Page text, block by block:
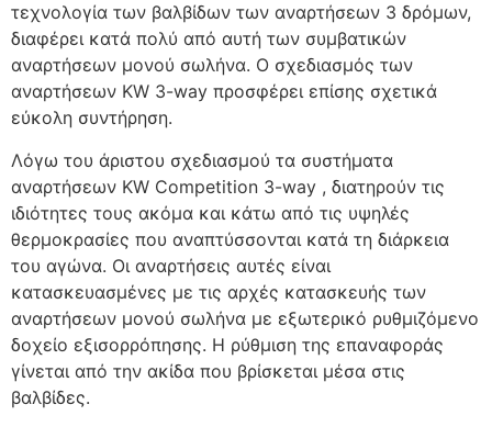
τεχνολογία των βαλβίδων των αναρτήσεων 3 δρόμων,
διαφέρει κατά πολύ από αυτή των συμβατικών
αναρτήσεων μονού σωλήνα. Ο σχεδιασμός των
αναρτήσεων KW 3-way προσφέρει επίσης σχετικά
εύκολη συντήρηση.
Λόγω του άριστου σχεδιασμού τα συστήματα
αναρτήσεων KW Competition 3-way , διατηρούν τις
ιδιότητες τους ακόμα και κάτω από τις υψηλές
θερμοκρασίες που αναπτύσσονται κατά τη διάρκεια
του αγώνα. Οι αναρτήσεις αυτές είναι
κατασκευασμένες με τις αρχές κατασκευής των
αναρτήσεων μονού σωλήνα με εξωτερικό ρυθμιζόμενο
δοχείο εξισορρόπησης. Η ρύθμιση της επαναφοράς
γίνεται από την ακίδα που βρίσκεται μέσα στις
βαλβίδες.